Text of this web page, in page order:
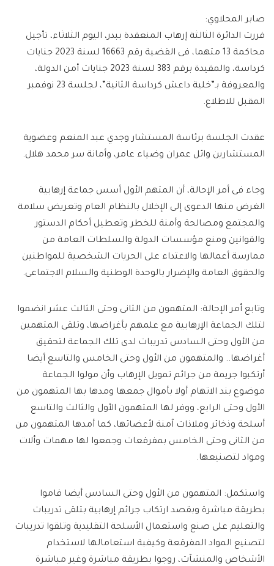
صابر المحلاوي:
قررت الدائرة الثالثة إرهاب المنعقدة ببدر، اليوم الثلاثاء، تأجيل
محاكمة 13 متهما، فى القضية رقم 16663 لسنة 2023 جنايات
كرداسة، والمقيدة برقم 383 لسنة 2023 جنايات أمن الدولة،
والمعروفة بـ”خلية داعش كرداسة الثانية”، لجلسة 23 نوفمبر
المقبل للاطلاع.
عقدت الجلسة برئاسة المستشار وجدي عبد المنعم وعضوية
المستشارين وائل عمران وضياء عامر، وأمانة سر محمد هلال.
وجاء فى أمر الإحالة، أن المتهم الأول أسس جماعة إرهابية
الغرض منها الدعوى إلى الإخلال بالنظام العام وتعريض سلامة
والمجتمع ومصالحة وأمنة للخطر وتعطيل أحكام الدستور
والقوانين ومنع مؤسسات الدولة والسلطات العامة من
ممارسة أعمالها والاعتداء على الحريات الشخصية للمواطنين
والحقوق العامة والإضرار بالوحدة الوطنية والسلام الاجتماعى.
وتابع أمر الإحالة: المتهمون من الثانى وحتى الثالث عشر انضموا
لتلك الجماعة الإرهابية مع علمهم بأغراضها، وتلقى المتهمين
من الأول وحتى السادس تدريبات لدى تلك الجماعة لتحقيق
أغراضها.. والمتهمون من الأول وحتى الخامس والتاسع أيضا
أرتكبوا جريمة من جرائم تمويل الإرهاب وأن مولوا الجماعة
موضوع بند الاتهام أولا بأموال جمعها ومدها بها المتهمون من
الأول وحتى الرابع، ووفر لها المتهمون الأول والثالث والتاسع
أسلحة وذخائر وملاذات آمنة لأعضائها، كما أمدها المتهمون من
من الثانى وحتى الخامس بمفرقعات وجمعوا لها مهمات وألات
ومواد لتصنيعها.
واستكمل: المتهمون من الأول وحتى السادس أيضا قاموا
بطريقة مباشرة وبقصد ارتكاب جرائم إرهابية بتلقى تدريبات
والتعليم على صنع واستعمال الأسلحة التقليدية وتلقوا تدريبات
لتصنيع المواد المفرقعة وكيفبة استعامالها لاستخدام
الأشخاص والمنشآت، روجوا بطريقة مباشرة وغير مباشرة